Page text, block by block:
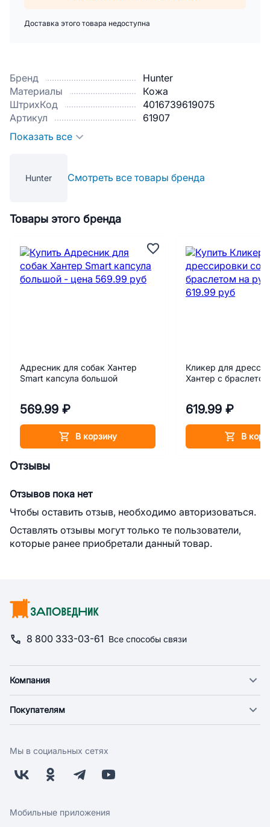
Бренд
Hunter
Материалы
Кожа
ШтрихКод
4016739619075
Артикул
61907
Показать все
Hunter Смотреть все товары бренда
Доставка этого товара недоступна
Товары этого бренда
Адресник для собак Хантер
Smart капсула большой
569.99 ₽
В корзину
Кликер для
Хантер с
619.99 ₽
В
Отзывы
Отзывов пока нет
Чтобы оставить отзыв, необходимо авторизоваться.
Оставлять отзывы могут только те пользователи,
которые ранее приобретали данный товар.
8 800 333-03-61 Все способы связи
Компания
Новости
Поставщикам
Заводчикам
Обратная связь
Покупателям
Оплата
Бонусная программа
Скидки и акции
Мы в социальных сетях
Мобильные приложения